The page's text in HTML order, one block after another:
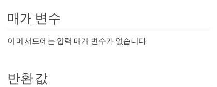
매개 변수
이 메서드에는 입력 매개 변수가 없습니다.
반환 값